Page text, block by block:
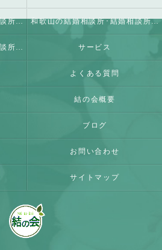
和歌山の結婚相談所･結婚相談所 結の会の口コミ情報 和歌山の結婚相談所･結婚相談所 結の会の評判
和歌山の結婚相談所･結婚相談所 結の会のお客様の声 サービス
よくある質問
結の会概要
ブログ
お問い合わせ
サイトマップ